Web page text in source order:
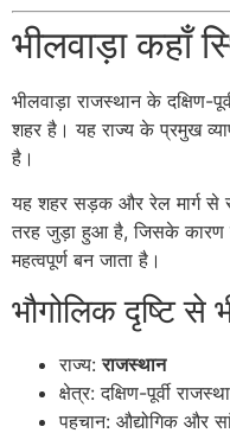
भीलवाड़ा कहाँ
भीलवाड़ा राजस्थान के दक्षिण-
शहर है। यह राज्य के प्रमुख
है।
यह शहर सड़क और रेल मार्ग से
तरह जुड़ा हुआ है, जिसके कारण
महत्वपूर्ण बन जाता है।
भौगोलिक दृष्टि से
राज्य:राजस्थान
क्षेत्र: दक्षिण-पूर्वी
पहचान: औद्योगिक और